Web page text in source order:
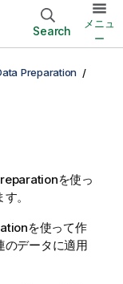
Search
メニュ
ー
Preparation
を使っ
。
を使って作
のデータに適用